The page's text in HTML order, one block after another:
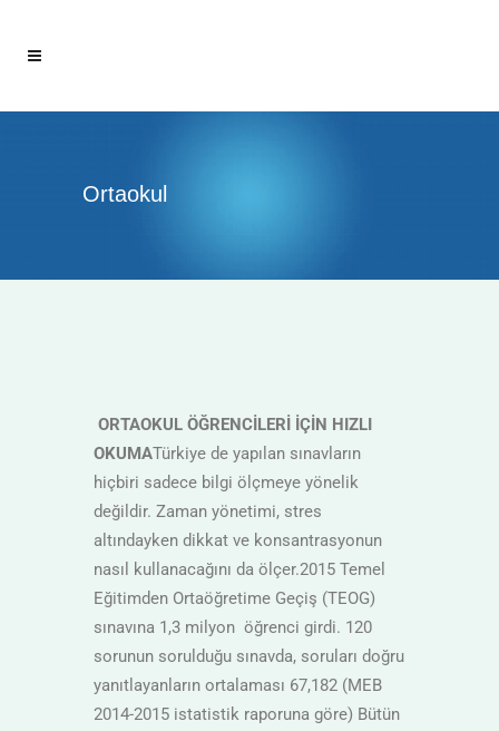
Ortaokul
ORTAOKUL ÖĞRENCİLERİ İÇİN HIZLI
OKUMATürkiye de yapılan sınavların
hiçbiri sadece bilgi ölçmeye yönelik
değildir. Zaman yönetimi, stres
altındayken dikkat ve konsantrasyonun
nasıl kullanacağını da ölçer.2015 Temel
Eğitimden Ortaöğretime Geçiş (TEOG)
sınavına 1,3 milyon öğrenci girdi. 120
sorunun sorulduğu sınavda, soruları doğru
yanıtlayanların ortalaması 67,182 (MEB
2014-2015 istatistik raporuna göre) Bütün